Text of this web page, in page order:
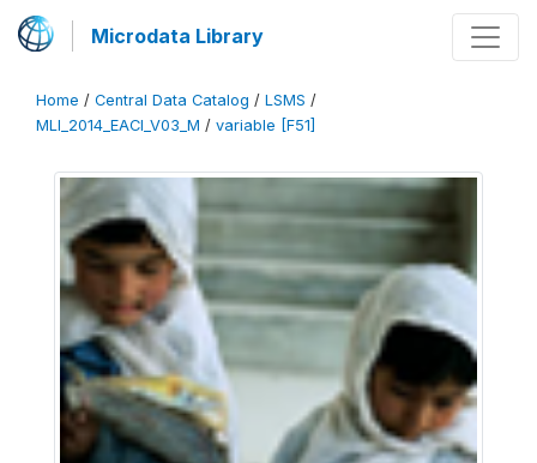
Microdata Library
Home / Central Data Catalog / LSMS /
MLI_2014_EACI_V03_M / variable [F51]